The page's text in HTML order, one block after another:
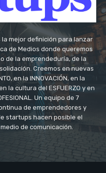
mejor definición para lanzar
de Medios donde queremos
de la emprendeduría, de la
Creemos en nuevas
en la INNOVACIÓN, en la
la cultura del ESFUERZO y en
Un equipo de 7
de emprendedores y
startups hacen posible el
de comunicación.